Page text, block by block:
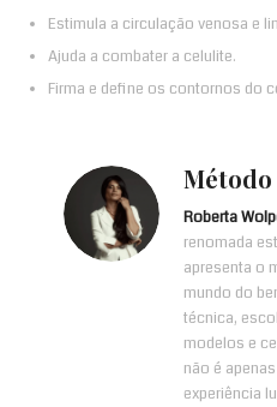
Estimula a circulação venosa e
Ajuda a combater a celulite.
Firma e define os contornos do
Método
Roberta
renomada
apresenta o
mundo do
técnica,
modelos e
não é
experiência